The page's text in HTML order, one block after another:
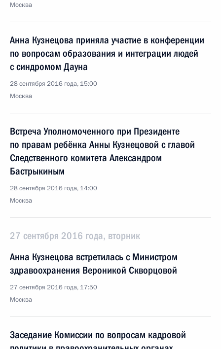
Москва
Анна Кузнецова приняла участие в конференции
по вопросам образования и интеграции людей
с синдромом Дауна
28 сентября 2016 года, 15:00
Москва
Встреча Уполномоченного при Президенте
по правам ребёнка Анны Кузнецовой с главой
Следственного комитета Александром
Бастрыкиным
28 сентября 2016 года, 14:00
Москва
27 сентября 2016 года, вторник
Анна Кузнецова встретилась с Министром
здравоохранения Вероникой Скворцовой
27 сентября 2016 года, 17:50
Москва
Заседание Комиссии по вопросам кадровой